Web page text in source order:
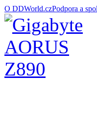
O DDWorld.czPodpora a